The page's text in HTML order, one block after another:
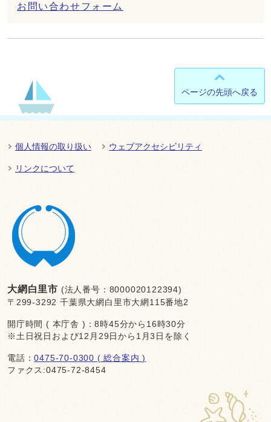
お問い合わせフォーム
ページの先頭へ戻る
個人情報の取り扱い ウェブアクセシビリティ
リンクについて
大網白里市 (法人番号：8000020122394)
〒299-3292 千葉県大網白里市大網115番地2
開庁時間 ( 本庁舎 )：8時45分から16時30分
※土日祝日および12月29日から1月3日を除く
電話：0475-70-0300 ( 総合案内 )
ファクス:0475-72-8454